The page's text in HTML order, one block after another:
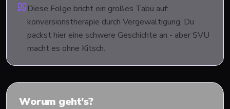
Diese Folge bricht ein großes Tabu auf:
konversionstherapie durch Vergewaltigung. Du
packst hier eine schwere Geschichte an - aber SVU
macht es ohne Kitsch.
Worum geht's?